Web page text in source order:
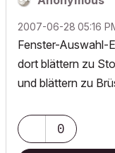
‎2007-06-28 05:16
Fenster-Auswahl-
dort blättern zu
und blättern zu
0